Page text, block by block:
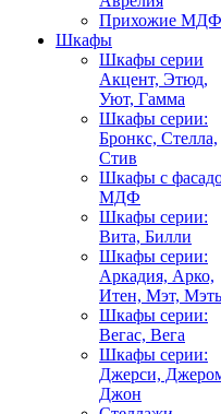
Прихожие МДФ
Шкафы
Шкафы серии
Акцент, Этюд,
Уют, Гамма
Шкафы серии:
Бронкс, Стелла,
Стив
Шкафы с
МДФ
Шкафы серии:
Вита, Билли
Шкафы серии:
Аркадия, Арко,
Итен, Мэт,
Шкафы серии:
Вегас, Вега
Шкафы серии:
Джерси,
Джон